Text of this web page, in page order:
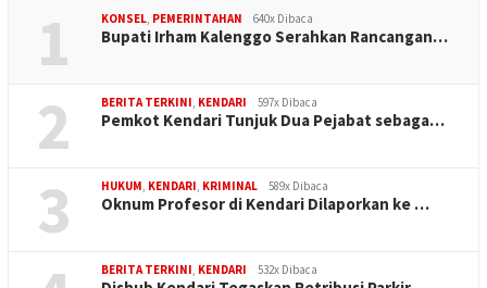
1 KONSEL, PEMERINTAHAN 640x Dibaca
Bupati Irham Kalenggo Serahkan Rancangan…
2 BERITA TERKINI, KENDARI 597x Dibaca
Pemkot Kendari Tunjuk Dua Pejabat sebaga…
3 HUKUM, KENDARI, KRIMINAL 589x Dibaca
Oknum Profesor di Kendari Dilaporkan ke …
BERITA TERKINI, KENDARI 532x Dibaca